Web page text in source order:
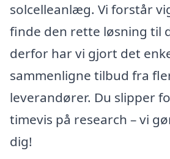
solcelleanlæg. Vi forstår
finde den rette løsning til
derfor har vi gjort det
sammenligne tilbud fra
leverandører. Du slipper
timevis på research – vi
dig!